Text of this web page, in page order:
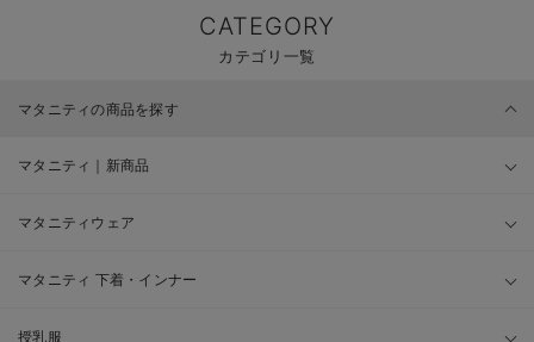
CATEGORY
カテゴリ一覧
マタニティの商品を探す
マタニティ｜新商品
マタニティウェア
マタニティ 下着・インナー
授乳服